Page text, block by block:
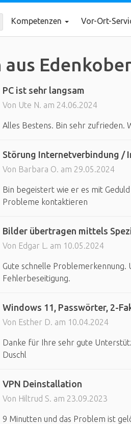
Kompetenzen Vor-Ort-
PC ist sehr langsam
Von Ute N. am 24.06.2024
Alles Bestens. Bin sehr zufrieden.
Störung Internetverbindung /
Von Barbara O. am 29.05.2024
Bin begeistert wie er es mit
Probleme kontaktieren
Bilder übertragen mittels
Von Edgar L. am 10.05.2024
Gute schnelle Problemerkennung.
Fehlerbeseitigung.
Windows 11, Passwörter, 2-
Von Esther D. am 10.04.2024
Danke für Ihre sehr gute
Duschl
VPN Deinstallation
Von Hiltrud S. am 23.09.2023
9 Minutten und das Problem ist